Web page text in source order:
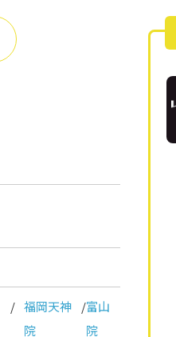
/ 福岡天神
院
/富山
院